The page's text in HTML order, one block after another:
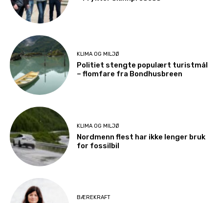
KLIMA OG MILJØ
Politiet stengte populært turistmål
– flomfare fra Bondhusbreen
KLIMA OG MILJØ
Nordmenn flest har ikke lenger bruk
for fossilbil
BÆREKRAFT